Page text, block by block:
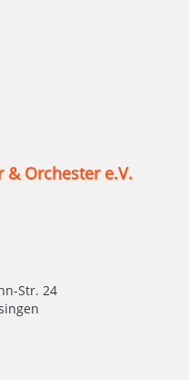
& Orchester e.V.
Str. 24